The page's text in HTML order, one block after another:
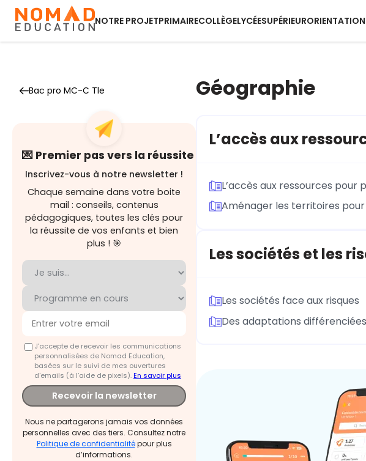
NOTRE PROJETPRIMAIRECOLLÈGELYCÉESUPÉRIEURORIENTATION
Bac pro MC-C Tle
💌 Premier pas vers la réussite
Inscrivez-vous à notre newsletter !
Chaque semaine dans votre boite
mail : conseils, contenus
pédagogiques, toutes les clés pour
la réussite de vos enfants et bien
plus ! 🎯
J'accepte de recevoir les communications
personnalisées de Nomad Education,
basées sur le suivi de mes ouvertures
d'emails (à l’aide de pixels).En savoir plus
Recevoir la newsletter
Nous ne partagerons jamais vos données
personnelles avec des tiers. Consultez notre
Politique de confidentialitépour plus
d’informations.
Géographie
L’accès aux
L’accès aux ressources
Aménager les territoires
Les sociétés et les
Les sociétés face aux risques
Des adaptations